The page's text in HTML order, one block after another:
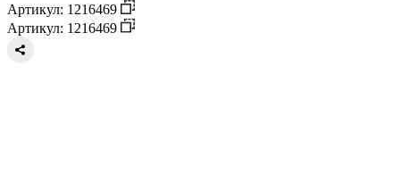
Артикул: 1216469
Артикул: 1216469